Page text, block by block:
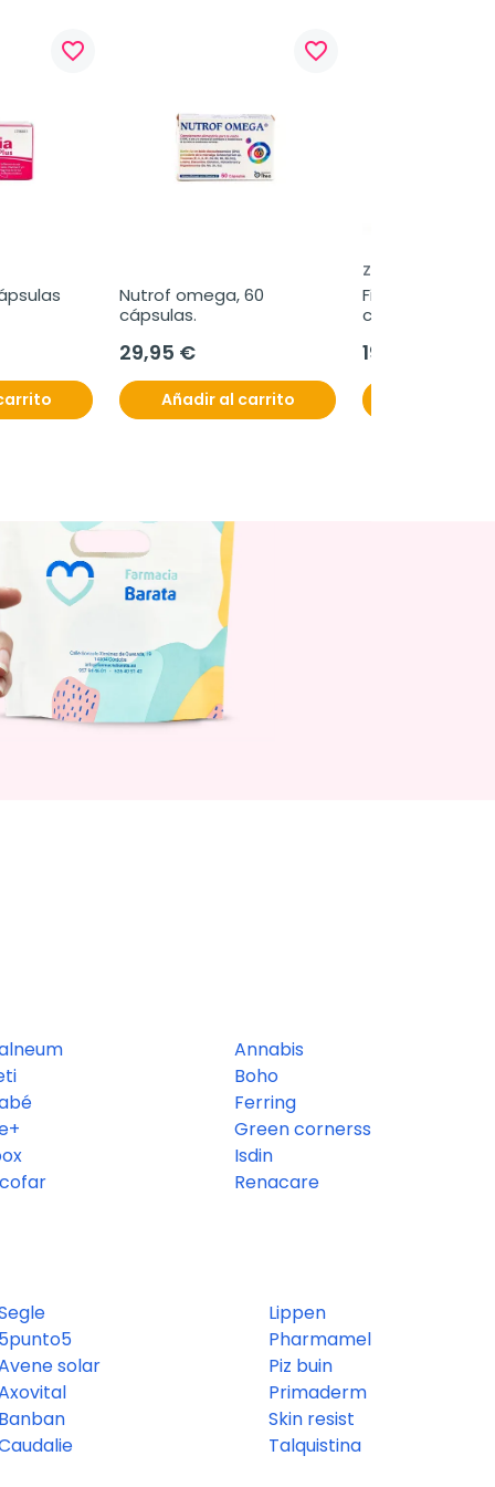
favorite_border favorite_border
Nutrof omega, 60
cápsulas.
29,95 €
Añadir al carrito
ZAMBON
Fisiogen Ferro
cápsulas
19,95 €
Annabis
Boho
Ferring
Green cornerss
Isdin
Renacare
5punto5
solar
Banban
Lippen
Pharmamel
Piz buin
Primaderm
Skin resist
Talquistina